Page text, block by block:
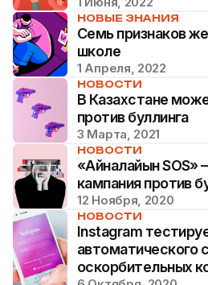
НОВЫЕ ЗНАНИЯ
Семь признаков
школе
1 Апреля, 2022
НОВОСТИ
В Казахстане
против буллинга
3 Марта, 2021
НОВОСТИ
«Айналайын SOS»
кампания против
12 Ноября, 2020
НОВОСТИ
Instagram
автоматического
оскорбительных